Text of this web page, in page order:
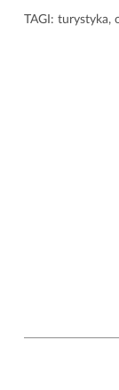
TAGI: turystyka,